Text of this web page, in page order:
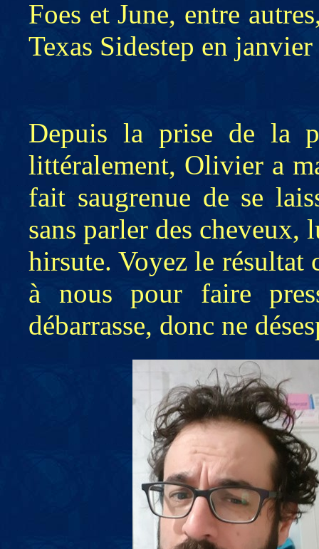
Foes et June, entre
Texas Sidestep en
Depuis la prise de la
littéralement, Olivier a
fait saugrenue de se
sans parler des
hirsute. Voyez le résultat
à nous pour faire
débarrasse, donc ne